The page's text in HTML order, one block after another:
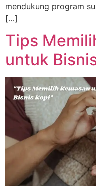
mendukung program
[…]
Tips
untuk